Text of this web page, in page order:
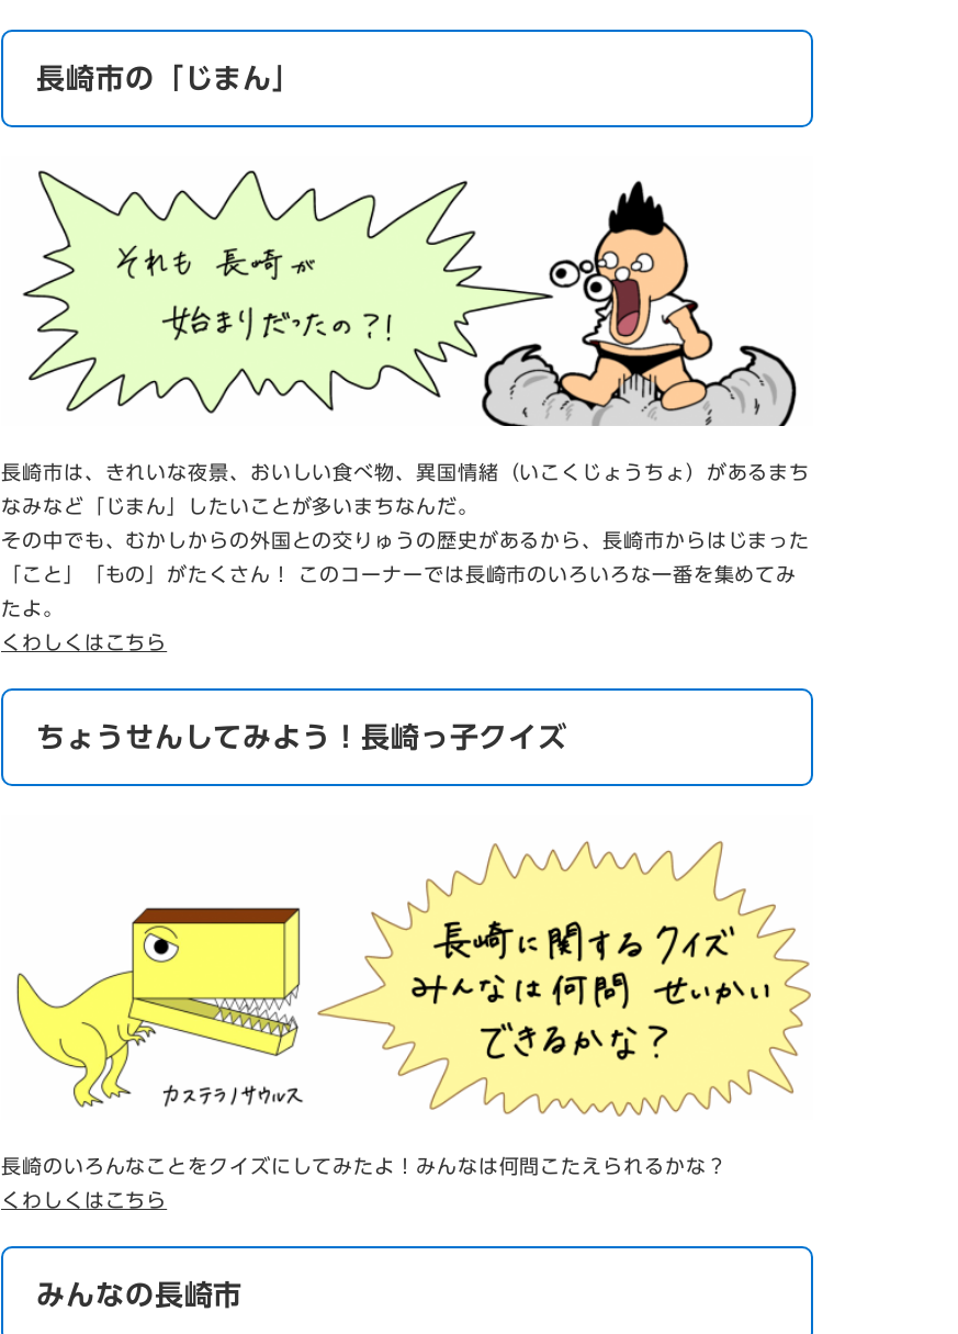
長崎市の「じまん」
長崎市は、きれいな夜景、おいしい食べ物、異国情緒（いこくじょうちょ）があるまち
なみなど「じまん」したいことが多いまちなんだ。
その中でも、むかしからの外国との交りゅうの歴史があるから、長崎市からはじまった
「こと」「もの」がたくさん！ このコーナーでは長崎市のいろいろな一番を集めてみ
たよ。
くわしくはこちら
ちょうせんしてみよう！長崎っ子クイズ
長崎のいろんなことをクイズにしてみたよ！みんなは何問こたえられるかな？​
くわしくはこちら
みんなの長崎市